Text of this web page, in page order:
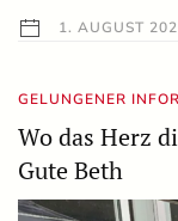
1. AUGUST
GELUNGENER
Wo das Herz
Gute Beth